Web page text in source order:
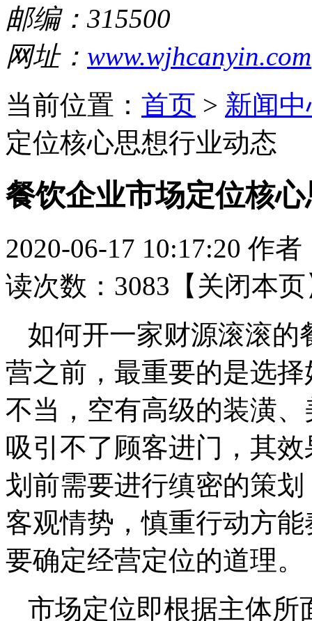
邮编：315500
网址： www.wjhcanyin.com
当前位置： 首页 > 新闻
定位核心思想行业动态
餐饮企业市场定位核
2020-06-17 10:17:20 作者
读次数：3083【 关闭本页
如何开一家财源滚滚的
营之前，最重要的是选
不当，空有高级的装潢
吸引不了顾客进门，其
划前需要进行缜密的策
客观情势，慎重行动方
要确定经营定位的道理。
市场定位即根据主体所